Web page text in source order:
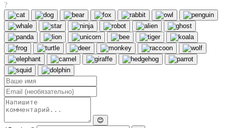
?
😊